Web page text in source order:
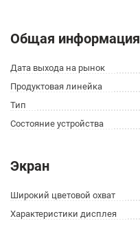
Общая информация
Дата выхода на рынок
Продуктовая линейка
Тип
Состояние устройства
Экран
Широкий цветовой охват
Характеристики дисплея